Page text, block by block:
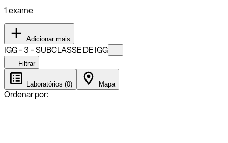
1 exame
Adicionar mais
IGG - 3 - SUBCLASSE DE IGG
Filtrar
Laboratórios (0) Mapa
Ordenar por: